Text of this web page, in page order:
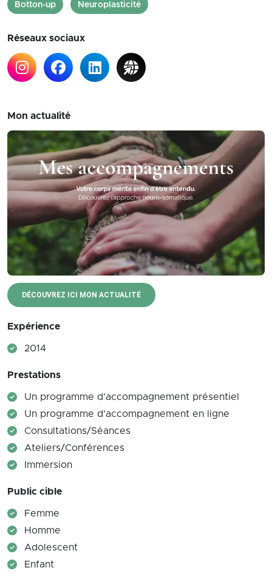
Botton-up Neuroplasticité
Réseaux sociaux
Mon actualité
DÉCOUVREZ ICI MON ACTUALITÉ
Expérience
2014
Prestations
Un programme d'accompagnement présentiel
Un programme d'accompagnement en ligne
Consultations/Séances
Ateliers/Conférences
Immersion
Public cible
Femme
Homme
Adolescent
Enfant